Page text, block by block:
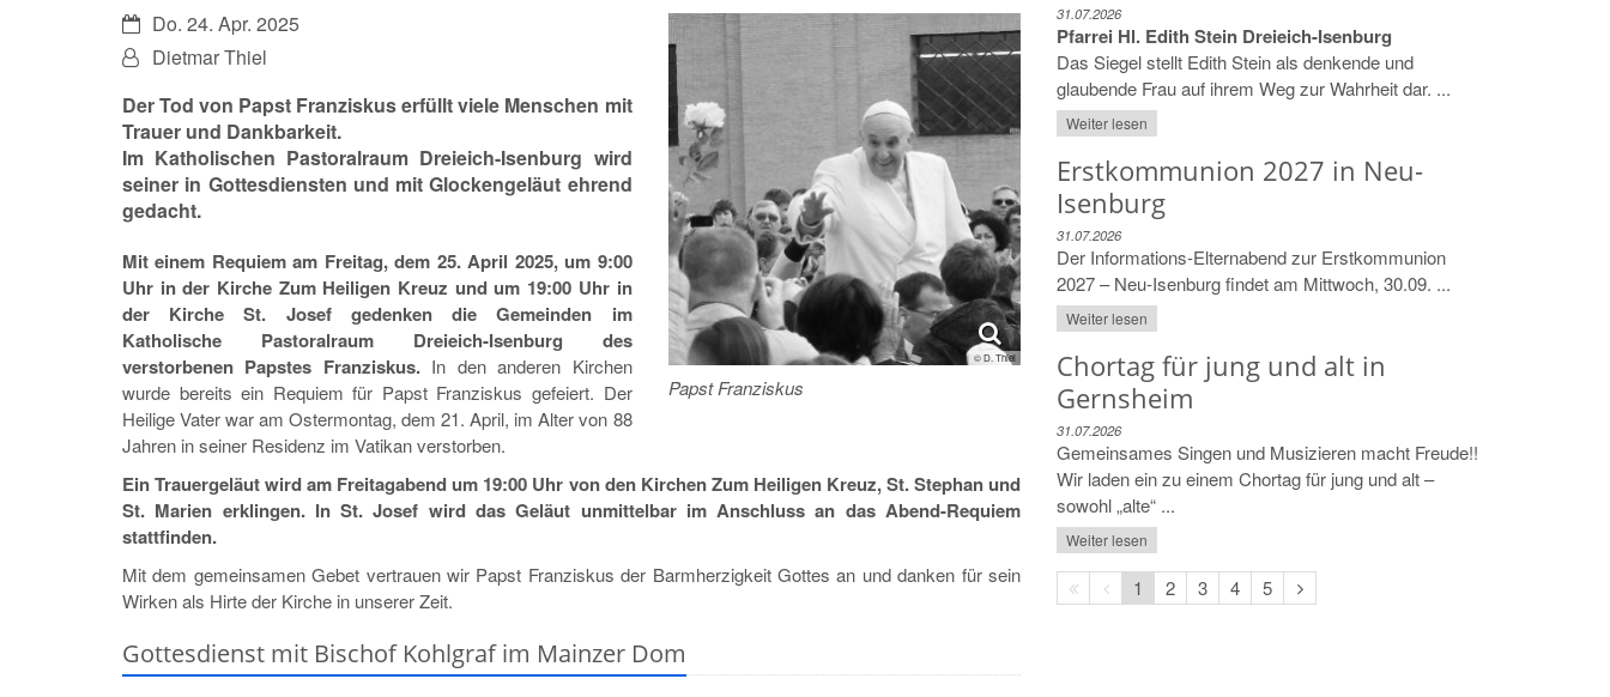
© D. Thiel
Papst Franziskus
Datum:Do. 24. Apr. 2025
Von:Dietmar Thiel
Der Tod von Papst Franziskus erfüllt viele Menschen mit
Trauer und Dankbarkeit.
Im Katholischen Pastoralraum Dreieich-Isenburg wird
seiner in Gottesdiensten und mit Glockengeläut ehrend
gedacht.
Mit einem Requiem am Freitag, dem 25. April 2025, um 9:00
Uhr in der Kirche Zum Heiligen Kreuz und um 19:00 Uhr in
der Kirche St. Josef gedenken die Gemeinden im
Katholische Pastoralraum Dreieich-Isenburg des
verstorbenen Papstes Franziskus.In den anderen Kirchen
wurde bereits ein Requiem für Papst Franziskus gefeiert. Der
Heilige Vater war am Ostermontag, dem 21. April, im Alter von 88
Jahren in seiner Residenz im Vatikan verstorben.
Ein Trauergeläut wird am Freitagabend um 19:00 Uhr von den Kirchen Zum Heiligen Kreuz, St. Stephan und
St. Marien erklingen. In St. Josef wird das Geläut unmittelbar im Anschluss an das Abend-Requiem
stattfinden.
Mit dem gemeinsamen Gebet vertrauen wir Papst Franziskus der Barmherzigkeit Gottes an und danken für sein
Wirken als Hirte der Kirche in unserer Zeit.
Gottesdienst mit Bischof Kohlgraf im Mainzer Dom
31.07.2026
Pfarrei Hl. Edith Stein Dreieich-Isenburg
Das Siegel stellt Edith Stein als denkende und
glaubende Frau auf ihrem Weg zur Wahrheit dar. ...
Weiter lesen
Erstkommunion 2027 in Neu-
Isenburg
31.07.2026
Der Informations-Elternabend zur Erstkommunion
2027 – Neu-Isenburg findet am Mittwoch, 30.09. ...
Weiter lesen
Chortag für jung und alt in
Gernsheim
31.07.2026
Gemeinsames Singen und Musizieren macht Freude!!
Wir laden ein zu einem Chortag für jung und alt –
sowohl „alte“ ...
Weiter lesen
Erste
Seite
Vorherige
Seite
1 2 3 4 5
Nächste
Seite